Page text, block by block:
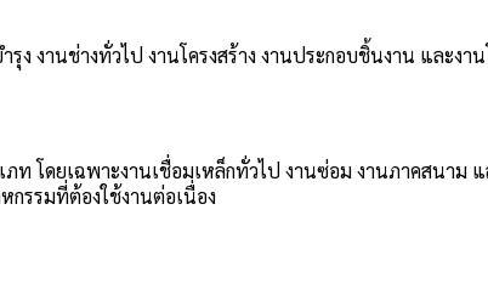
งานช่างทั่วไป งานโครงสร้าง งานประกอบชิ้นงาน และง
โดยเฉพาะงานเชื่อมเหล็กทั่วไป งานซ่อม งานภาคสนาม
กรรมที่ต้องใช้งานต่อเนื่อง